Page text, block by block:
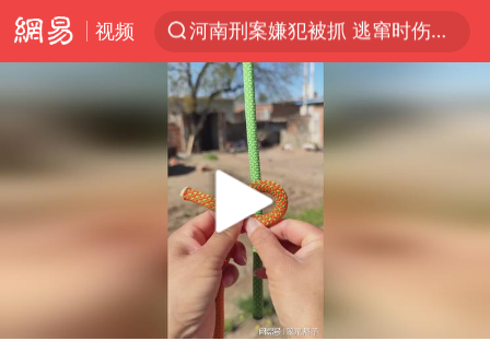
视频
光影经济撬动暑期消费新蓝海
央视新主播李秋莹孙亚鹏亮相
情侣平潭拍日出坠崖1死1伤
老挝国会主席赛宋蓬逝世
黄金牛市回来了吗
Play
00:00